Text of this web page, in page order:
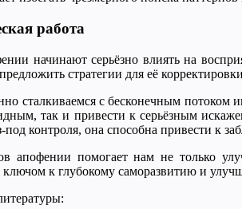
работа
начинают серьёзно влиять на
стратегии для её
сталкиваемся с бесконечным потоком
так и привести к серьёзным
под контроля, она способна привести к
апофении помогает нам не только
ключом к глубокому саморазвитию и